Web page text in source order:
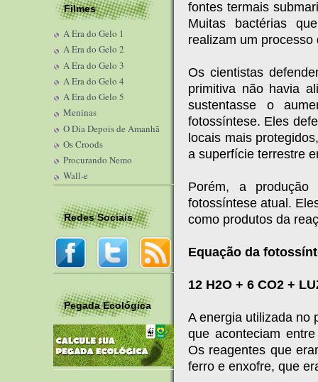
Filmes
A Era do Gelo 1
A Era do Gelo 2
A Era do Gelo 3
A Era do Gelo 4
A Era do Gelo 5
Meninas
O Dia Depois de Amanhã
Os Croods
Procurando Nemo
Wall-e
Redes Sociais
Pegada Ecológica
fontes termais
Muitas bactérias
realizam um
Os cientistas
primitiva não havia
sustentasse o
fotossíntese. Eles
locais mais
a superfície terrestre
Porém, a
fotossíntese atual.
como produtos da
Equação da
12 H2O + 6 CO2 +
A energia utilizada no
que aconteciam
Os reagentes que
ferro e enxofre, que